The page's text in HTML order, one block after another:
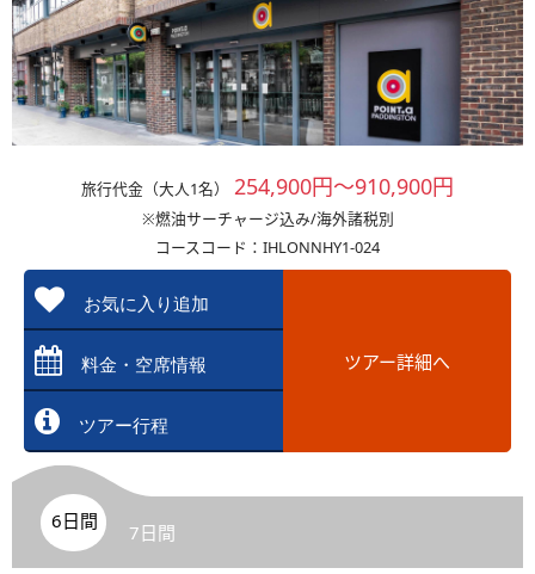
旅行代金（大人1名） 254,900円～910,900円
※燃油サーチャージ込み/海外諸税別
コースコード：IHLONNHY1-024
お気に入り追加
料金・空席情報
ツアー行程
ツアー詳細へ
6日間 7日間